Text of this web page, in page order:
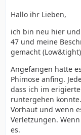
Hallo ihr Lieben,
ich bin neu hier
47 und meine
gemacht
Angefangen hatte
Phimose anfing.
dass ich im
runtergehen
Vorhaut und wenn
Verletzungen.
es.